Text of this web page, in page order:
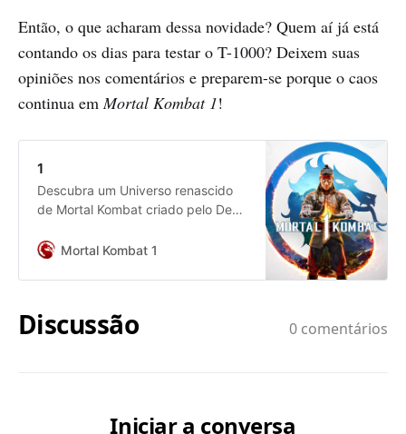
Então, o que acharam dessa novidade? Quem aí já está
contando os dias para testar o T-1000? Deixem suas
opiniões nos comentários e preparem-se porque o caos
continua em Mortal Kombat 1!
1
Descubra um Universo renascido
de Mortal Kombat criado pelo Deus
Mortal&nbsp;Kombat&nbsp;1
icônica com um novo sistema de
Mortal Kombat 1